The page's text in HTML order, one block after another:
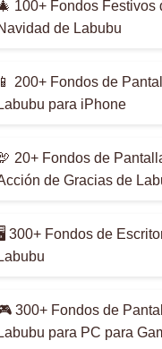
100+ Fondos Festivos
de Labubu
📱 200+ Fondos de
Labubu para iPhone
20+ Fondos de
de Gracias de
300+ Fondos de
Labubu
300+ Fondos de
Labubu para PC para